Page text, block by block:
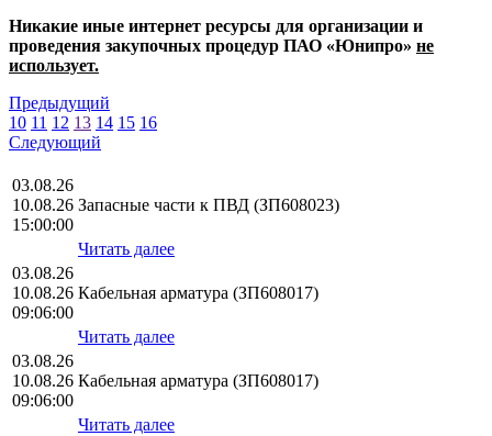
Никакие иные интернет ресурсы для организации и
проведения закупочных процедур ПАО «Юнипро» не
использует.
Предыдущий
10 11 12 13 14 15 16
Следующий
03.08.26
10.08.26
15:00:00
Запасные части к ПВД (ЗП608023)
Читать далее
03.08.26
10.08.26
09:06:00
Кабельная арматура (ЗП608017)
Читать далее
03.08.26
10.08.26
09:06:00
Кабельная арматура (ЗП608017)
Читать далее